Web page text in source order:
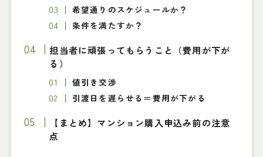
希望通りのスケジュールか？
条件を満たすか？
担当者に頑張ってもらうこと（費用が下が
る）
値引き交渉
引渡日を遅らせる＝費用が下がる
【まとめ】マンション購入申込み前の注意
点